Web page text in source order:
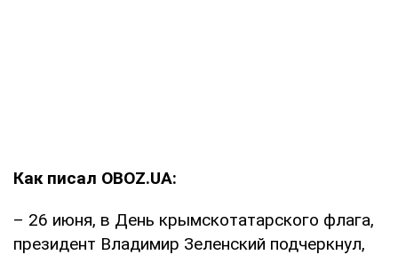
Как писал OBOZ.UA:
– 26 июня, в День крымскотатарского флага,
президент Владимир Зеленский подчеркнул,